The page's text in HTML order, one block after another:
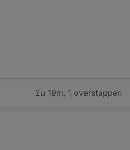
2u 19m, 1 overstappen